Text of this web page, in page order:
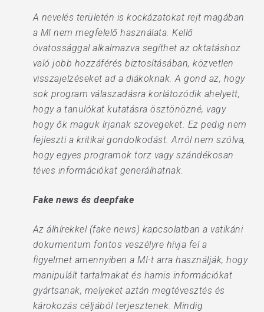
A nevelés területén is kockázatokat rejt magában
a MI nem megfelelő használata. Kellő
óvatossággal alkalmazva segíthet az oktatáshoz
való jobb hozzáférés biztosításában, közvetlen
visszajelzéseket ad a diákoknak. A gond az, hogy
sok program válaszadásra korlátozódik ahelyett,
hogy a tanulókat kutatásra ösztönözné, vagy
hogy ők maguk írjanak szövegeket. Ez pedig nem
fejleszti a kritikai gondolkodást. Arról nem szólva,
hogy egyes programok torz vagy szándékosan
téves információkat generálhatnak.
Fake news és deepfake
Az álhírekkel (fake news) kapcsolatban a vatikáni
dokumentum fontos veszélyre hívja fel a
figyelmet amennyiben a MI-t arra használják, hogy
manipulált tartalmakat és hamis információkat
gyártsanak, melyeket aztán megtévesztés és
károkozás céljából terjesztenek. Mindig